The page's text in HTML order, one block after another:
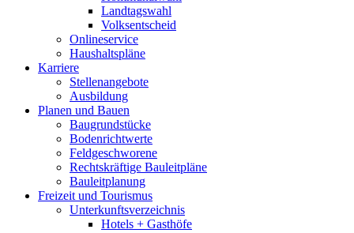
Landtagswahl
Volksentscheid
Onlineservice
Haushaltspläne
Karriere
Stellenangebote
Ausbildung
Planen und Bauen
Baugrundstücke
Bodenrichtwerte
Feldgeschworene
Rechtskräftige Bauleitpläne
Bauleitplanung
Freizeit und Tourismus
Unterkunftsverzeichnis
Hotels + Gasthöfe